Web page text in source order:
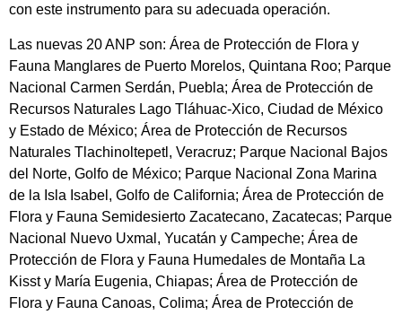
con este instrumento para su adecuada operación.
Las nuevas 20 ANP son: Área de Protección de Flora y
Fauna Manglares de Puerto Morelos, Quintana Roo; Parque
Nacional Carmen Serdán, Puebla; Área de Protección de
Recursos Naturales Lago Tláhuac-Xico, Ciudad de México
y Estado de México; Área de Protección de Recursos
Naturales Tlachinoltepetl, Veracruz; Parque Nacional Bajos
del Norte, Golfo de México; Parque Nacional Zona Marina
de la Isla Isabel, Golfo de California; Área de Protección de
Flora y Fauna Semidesierto Zacatecano, Zacatecas; Parque
Nacional Nuevo Uxmal, Yucatán y Campeche; Área de
Protección de Flora y Fauna Humedales de Montaña La
Kisst y María Eugenia, Chiapas; Área de Protección de
Flora y Fauna Canoas, Colima; Área de Protección de